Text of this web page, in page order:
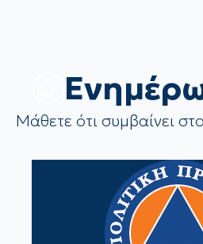
Μάθετε ότι συμβαίνει